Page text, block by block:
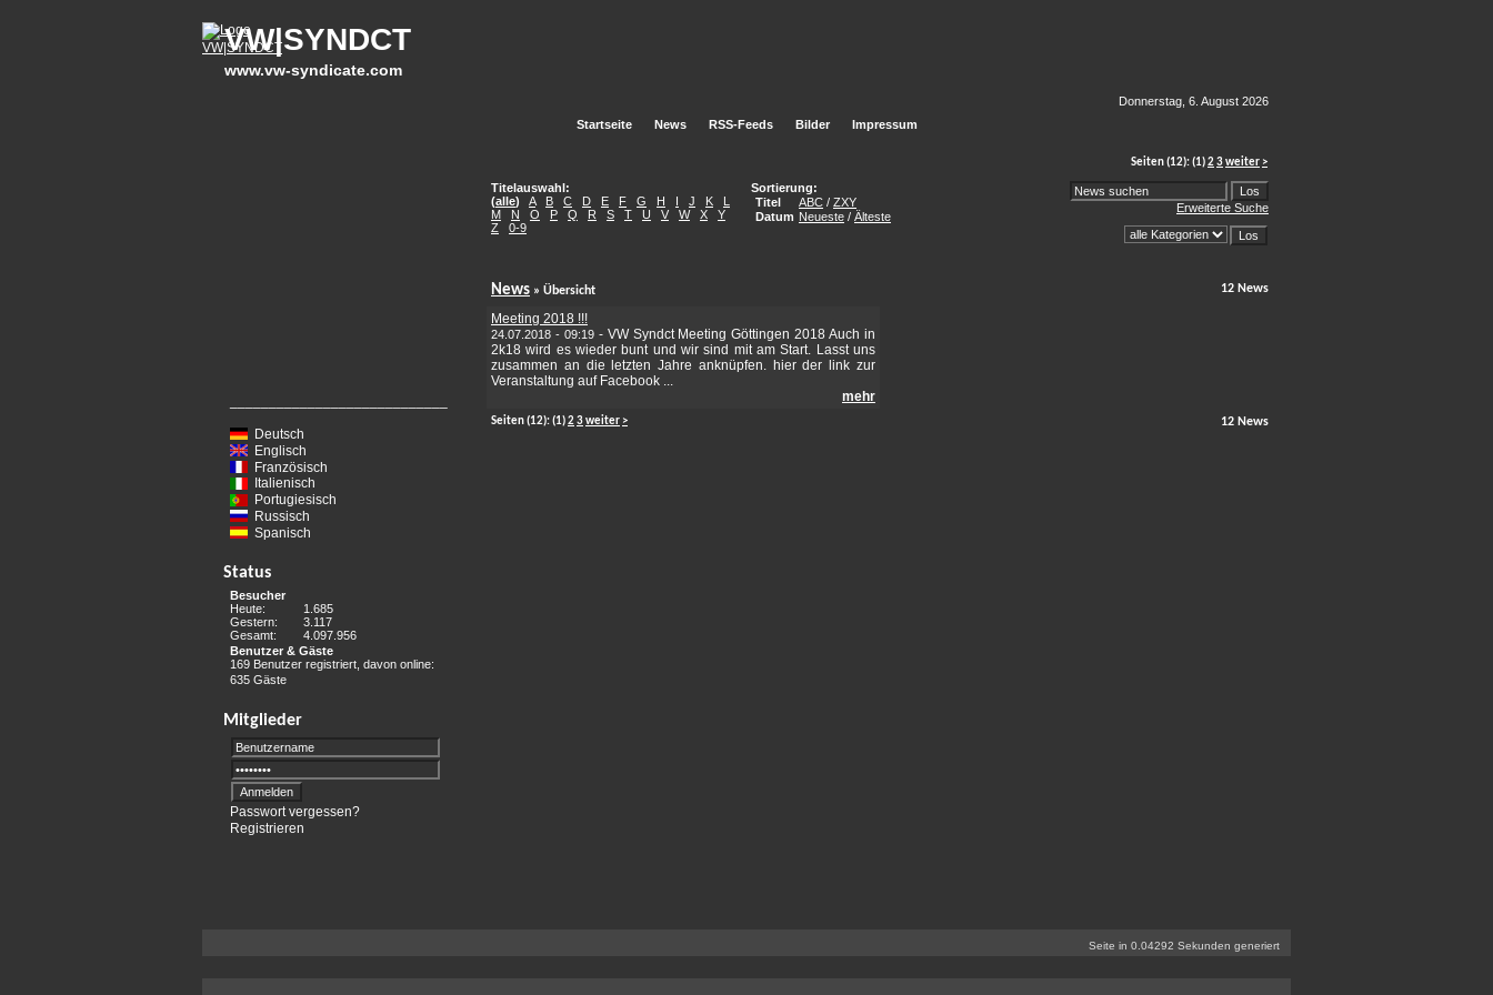
VW|SYNDCT
www.vw-syndicate.com
Startseite News RSS-Feeds Bilder Impressum
Donnerstag, 6. August 2026
Deutsch
Englisch
Französisch
Italienisch
Portugiesisch
Russisch
Spanisch
Status
Besucher
Heute:
1.685
Gestern:
3.117
Gesamt:
4.097.956
Benutzer & Gäste
169 Benutzer registriert, davon online:
635 Gäste
Mitglieder
Passwort vergessen?
Registrieren
Seiten(12):(1)23weiter >
Titelauswahl:
(alle) A B C D E F G H I J K
L
M
N O P Q R S T U V W X
Y
Z
0-9
Sortierung:
Titel
ABC / ZXY
Datum Neueste / Älteste
Erweiterte Suche
News » Übersicht 12 News
Meeting 2018 !!!
24.07.2018 - 09:19- VW Syndct Meeting Göttingen 2018 Auch in
2k18 wird es wieder bunt und wir sind mit am Start. Lasst uns
zusammen an die letzten Jahre anknüpfen. hier der link zur
Veranstaltung auf Facebook ...
mehr
Seiten(12):(1)23weiter > 12 News
Seite in 0.04292 Sekunden generiert